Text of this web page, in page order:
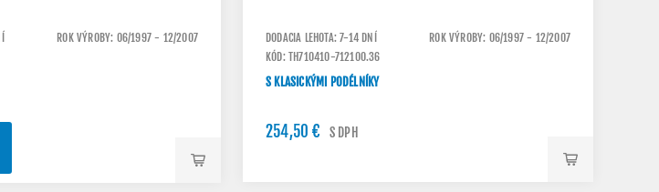
ROK VÝROBY: 06/1997 - 12/2007
DODACIA LEHOTA: 7-14 DNÍ
ROK VÝROBY: 06/1997 - 12/2007
KÓD: TH710410-712100.36
S KLASICKÝMI PODÉLNÍKY
254,50 € S DPH